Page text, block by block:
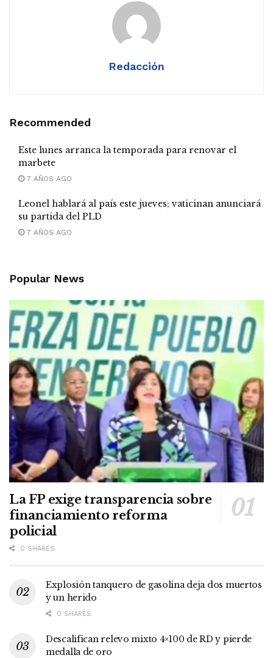
Redacción
Recommended
Este lunes arranca la temporada para renovar el
marbete
7 AÑOS AGO
Leonel hablará al país este jueves; vaticinan anunciará
su partida del PLD
7 AÑOS AGO
Popular News
La FP exige transparencia sobre
financiamiento reforma
policial
0 SHARES
Explosión tanquero de gasolina deja dos muertos
y un herido
0 SHARES
Descalifican relevo mixto 4×100 de RD y pierde
medalla de oro